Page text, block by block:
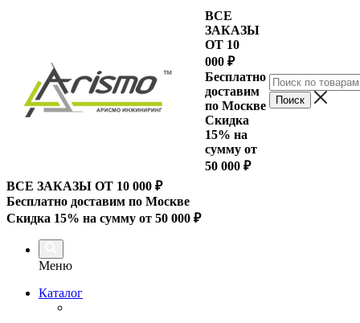
ВСЕ
ЗАКАЗЫ
ОТ 10
000 ₽
Бесплатно
доставим
по Москве
Скидка
15% на
сумму от
50 000 ₽
ВСЕ ЗАКАЗЫ ОТ 10 000 ₽
Бесплатно доставим по Москве
Скидка 15% на сумму от 50 000 ₽
Меню
Каталог